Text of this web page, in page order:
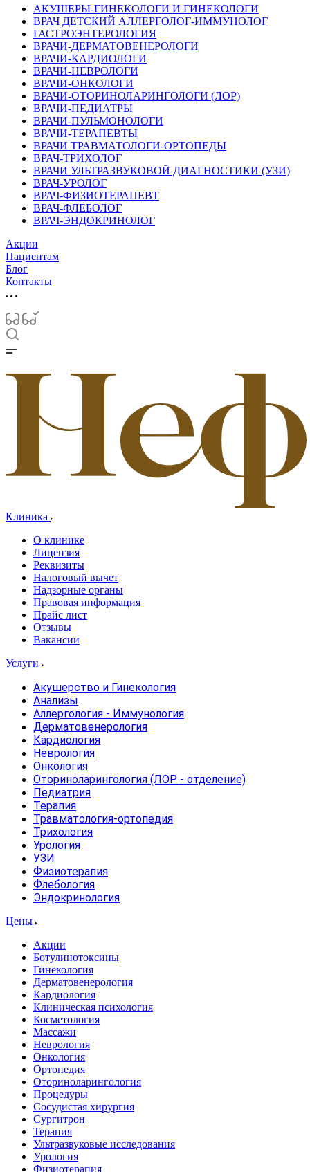
АКУШЕРЫ-ГИНЕКОЛОГИ И ГИНЕКОЛОГИ
ВРАЧ ДЕТСКИЙ АЛЛЕРГОЛОГ-ИММУНОЛОГ
ГАСТРОЭНТЕРОЛОГИЯ
ВРАЧИ-ДЕРМАТОВЕНЕРОЛОГИ
ВРАЧИ-КАРДИОЛОГИ
ВРАЧИ-НЕВРОЛОГИ
ВРАЧИ-ОНКОЛОГИ
ВРАЧИ-ОТОРИНОЛАРИНГОЛОГИ (ЛОР)
ВРАЧИ-ПЕДИАТРЫ
ВРАЧИ-ПУЛЬМОНОЛОГИ
ВРАЧИ-ТЕРАПЕВТЫ
ВРАЧИ ТРАВМАТОЛОГИ-ОРТОПЕДЫ
ВРАЧ-ТРИХОЛОГ
ВРАЧИ УЛЬТРАЗВУКОВОЙ ДИАГНОСТИКИ (УЗИ)
ВРАЧ-УРОЛОГ
ВРАЧ-ФИЗИОТЕРАПЕВТ
ВРАЧ-ФЛЕБОЛОГ
ВРАЧ-ЭНДОКРИНОЛОГ
Акции
Пациентам
Блог
Контакты
Клиника
О клинике
Лицензия
Реквизиты
Налоговый вычет
Надзорные органы
Правовая информация
Прайс лист
Отзывы
Вакансии
Услуги
Акушерство и Гинекология
Анализы
Аллергология - Иммунология
Дерматовенерология
Кардиология
Неврология
Онкология
Оториноларингология (ЛОР - отделение)
Педиатрия
Терапия
Травматология-ортопедия
Трихология
Урология
УЗИ
Физиотерапия
Флебология
Эндокринология
Цены
Акции
Ботулинотоксины
Гинекология
Дерматовенерология
Кардиология
Клиническая психология
Косметология
Массажи
Неврология
Онкология
Ортопедия
Оториноларингология
Процедуры
Сосудистая хирургия
Сургитрон
Терапия
Ультразвуковые исследования
Урология
Физиотерапия